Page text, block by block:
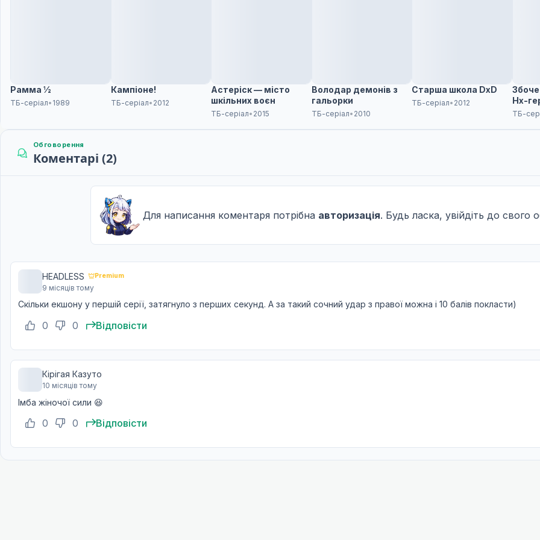
Рамма ½
ТБ-серіал• 1989
Кампіоне!
ТБ-серіал• 2012
Астеріск — місто
шкільних воєн
ТБ-серіал• 2015
Володар демонів з
гальорки
ТБ-серіал• 2010
Старша школа DxD
ТБ-серіал• 2012
Hx-
ТБ-
Обговорення
Коментарі (2)
Для написання коментаря потрібна авторизація. Будь ласка, увійдіть до свого
HEADLESS Premium
9 місяців тому
Скільки екшону у першій серії, затягнуло з перших секунд. А за такий сочний удар з правої можна і 10 балів покласти)
0 0 Відповісти
Кірігая Казуто
10 місяців тому
Імба жіночої сили 😆
0 0 Відповісти